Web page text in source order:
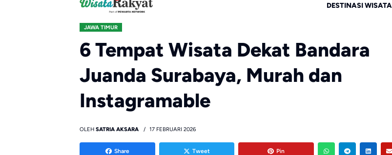
DESTINASI WISATA
JAWA TIMUR
6 Tempat Wisata Dekat Bandara
Juanda Surabaya, Murah dan
Instagramable
OLEH SATRIA AKSARA 17 FEBRUARI 2026
Share Tweet Pin